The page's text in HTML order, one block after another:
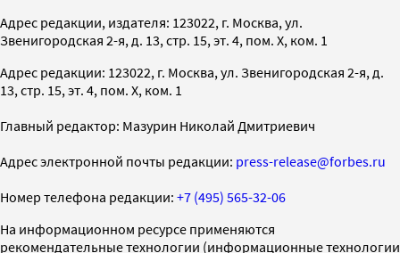
Адрес редакции, издателя: 123022, г. Москва, ул.
Звенигородская 2-я, д. 13, стр. 15, эт. 4, пом. X, ком. 1
Адрес редакции: 123022, г. Москва, ул. Звенигородская 2-я, д.
13, стр. 15, эт. 4, пом. X, ком. 1
Главный редактор: Мазурин Николай Дмитриевич
Адрес электронной почты редакции: press-release@forbes.ru
Номер телефона редакции: +7 (495) 565-32-06
На информационном ресурсе применяются
рекомендательные технологии (информационные технологии